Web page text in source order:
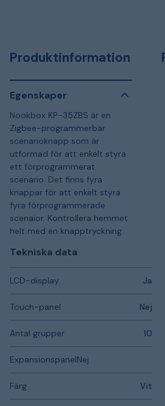
Produktinformation
Egenskaper
Nookbox KP-35ZBS är en
Zigbee-programmerbar
scenarioknapp som är
utformad för att enkelt styra
ett förprogrammerat
scenario. Det finns fyra
knappar för att enkelt styra
fyra förprogrammerade
scenaior. Kontrollera hemmet
helt med en knapptryckning.
Tekniska data
LCD-display Ja
Touch-panel Nej
Antal grupper 10
ExpansionspanelNej
Färg Vit